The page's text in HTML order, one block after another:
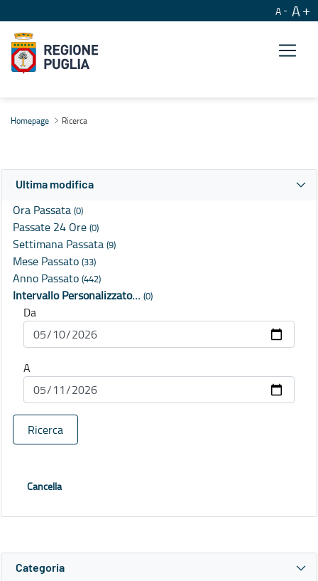
A A
Homepage Ricerca
Ultima modifica
Ora Passata (0)
Passate 24 Ore (0)
Settimana Passata (9)
Mese Passato (33)
Anno Passato (442)
Intervallo Personalizzato… (0)
Da
A
Ricerca
Cancella
Categoria